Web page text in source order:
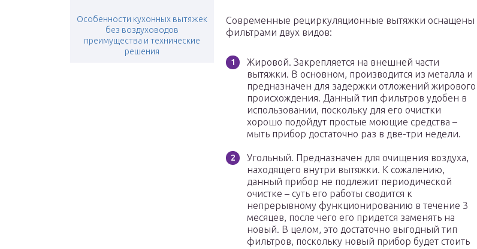
Особенности кухонных вытяжек
без воздуховодов
преимущества и технические
решения
Современные рециркуляционные вытяжки оснащены
фильтрами двух видов:
Жировой. Закрепляется на внешней части
вытяжки. В основном, производится из металла и
предназначен для задержки отложений жирового
происхождения. Данный тип фильтров удобен в
использовании, поскольку для его очистки
хорошо подойдут простые моющие средства –
мыть прибор достаточно раз в две-три недели.
Угольный. Предназначен для очищения воздуха,
находящего внутри вытяжки. К сожалению,
данный прибор не подлежит периодической
очистке – суть его работы сводится к
непрерывному функционированию в течение 3
месяцев, после чего его придется заменять на
новый. В целом, это достаточно выгодный тип
фильтров, поскольку новый прибор будет стоить